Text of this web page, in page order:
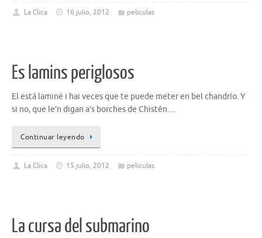
La Clica 16 julio, 2012 peliculas
Es lamins periglosos
El está laminé i hai veces que te puede meter en bel chandrío. Y
si no, que le’n digan a’s borches de Chistén…
Continuar leyendo
La Clica 15 julio, 2012 peliculas
La cursa del submarino